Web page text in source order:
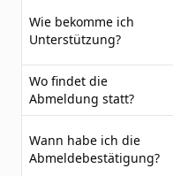
Wie bekomme ich
Unterstützung?
Wo findet die
Abmeldung statt?
Wann habe ich die
Abmeldebestätigung?